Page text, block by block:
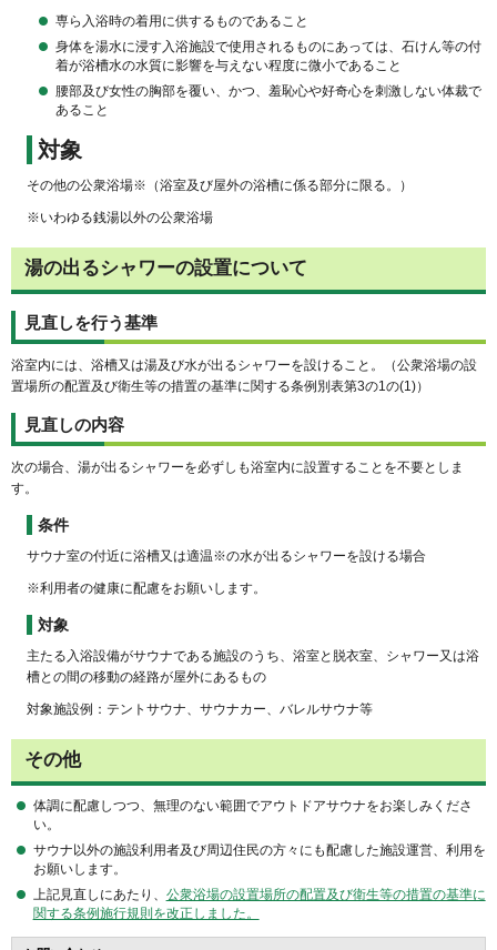
専ら入浴時の着用に供するものであること
身体を湯水に浸す入浴施設で使用されるものにあっては、石けん等の付
着が浴槽水の水質に影響を与えない程度に微小であること
腰部及び女性の胸部を覆い、かつ、羞恥心や好奇心を刺激しない体裁で
あること
対象
その他の公衆浴場※（浴室及び屋外の浴槽に係る部分に限る。）
※いわゆる銭湯以外の公衆浴場
湯の出るシャワーの設置について
見直しを行う基準
浴室内には、浴槽又は湯及び水が出るシャワーを設けること。（公衆浴場の設
置場所の配置及び衛生等の措置の基準に関する条例別表第3の1の(1)）
見直しの内容
次の場合、湯が出るシャワーを必ずしも浴室内に設置することを不要としま
す。
条件
サウナ室の付近に浴槽又は適温※の水が出るシャワーを設ける場合
※利用者の健康に配慮をお願いします。
対象
主たる入浴設備がサウナである施設のうち、浴室と脱衣室、シャワー又は浴
槽との間の移動の経路が屋外にあるもの
対象施設例：テントサウナ、サウナカー、バレルサウナ等
その他
体調に配慮しつつ、無理のない範囲でアウトドアサウナをお楽しみくださ
い。
サウナ以外の施設利用者及び周辺住民の方々にも配慮した施設運営、利用を
お願いします。
上記見直しにあたり、 公衆浴場の設置場所の配置及び衛生等の措置の基準に
関する条例施行規則を改正しました。